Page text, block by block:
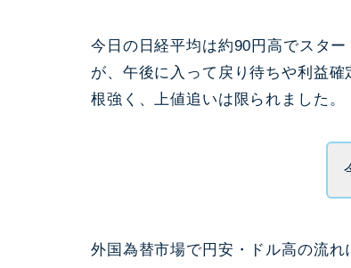
今日の日経平均は約90円高でスタ
が、午後に入って戻り待ちや利益
根強く、上値追いは限られました。
外国為替市場で円安・ドル高の流